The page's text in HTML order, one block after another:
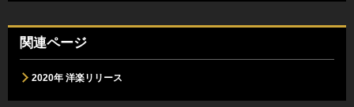
関連ページ
2020年 洋楽リリース